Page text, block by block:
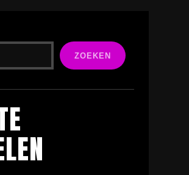
ZOEKEN